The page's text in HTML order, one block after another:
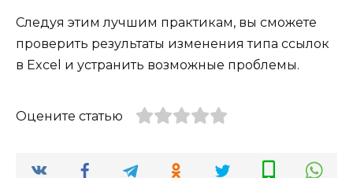
Следуя этим лучшим практикам, вы сможете
проверить результаты изменения типа ссылок
в Excel и устранить возможные проблемы.
Оцените статью